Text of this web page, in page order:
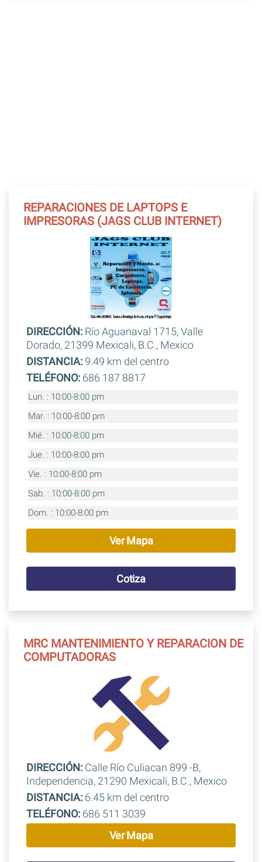
REPARACIONES DE LAPTOPS E
IMPRESORAS (JAGS CLUB INTERNET)
DIRECCIÓN:Río Aguanaval 1715, Valle
Dorado, 21399 Mexicali, B.C., Mexico
DISTANCIA:9.49 km del centro
TELÉFONO:686 187 8817
Lun. : 10:00-8:00 pm
Mar. : 10:00-8:00 pm
Mié. : 10:00-8:00 pm
Jue. : 10:00-8:00 pm
Vie. : 10:00-8:00 pm
Sab. : 10:00-8:00 pm
Dom. : 10:00-8:00 pm
Ver Mapa
Cotiza
MRC MANTENIMIENTO Y REPARACION DE
COMPUTADORAS
DIRECCIÓN:Calle Río Culiacan 899 -B,
Independencia, 21290 Mexicali, B.C., Mexico
DISTANCIA:6.45 km del centro
TELÉFONO:686 511 3039
Ver Mapa